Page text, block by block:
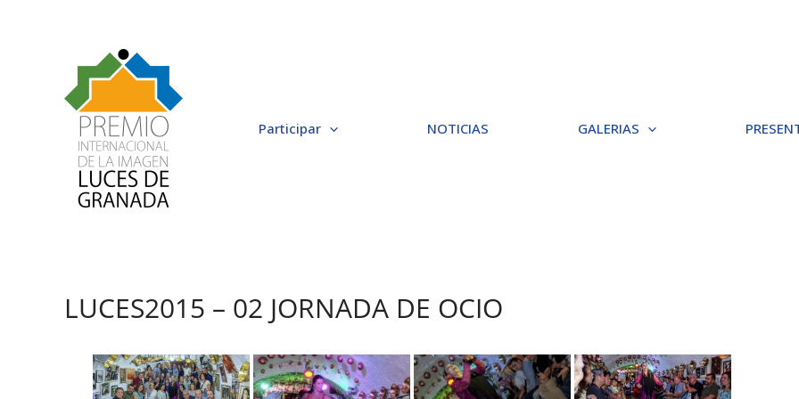
Participar
NOTICIAS GALERIAS
LUCES2015 – 02 JORNADA DE OCIO